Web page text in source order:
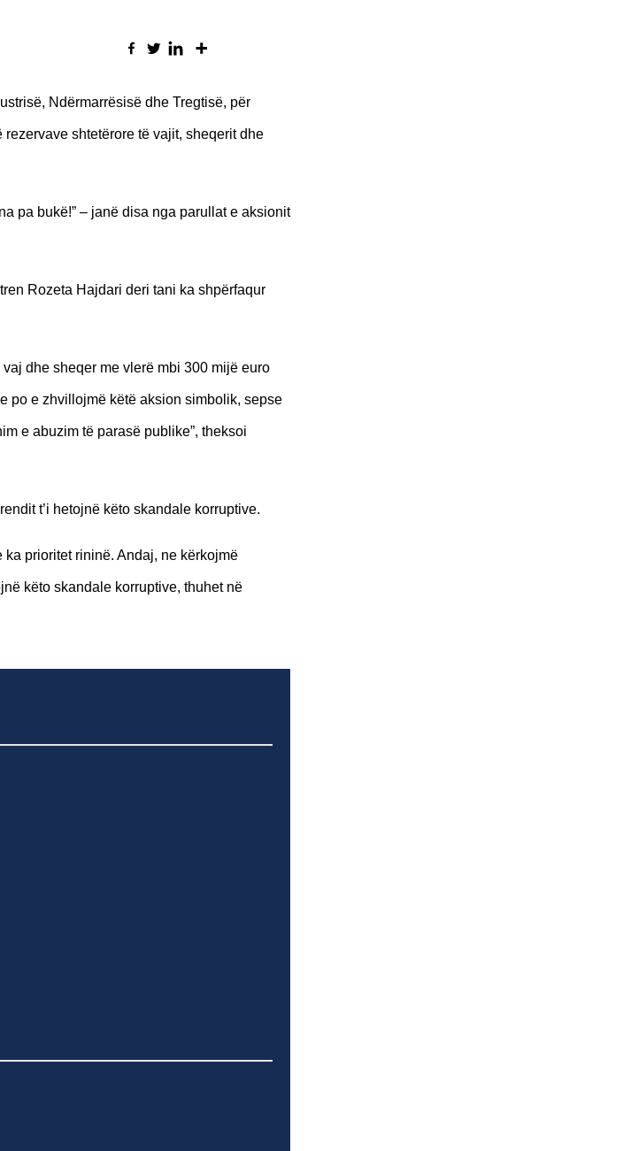
Ndërmarrësisë dhe Tregtisë, për
shtetërore të vajit, sheqerit dhe
pa bukë!” – janë disa nga parullat e aksionit
Rozeta Hajdari deri tani ka shpërfaqur
dhe sheqer me vlerë mbi 300 mijë euro
po e zhvillojmë këtë aksion simbolik, sepse
e abuzim të parasë publike”, theksoi
t’i hetojnë këto skandale korruptive.
prioritet rininë. Andaj, ne kërkojmë
këto skandale korruptive, thuhet në